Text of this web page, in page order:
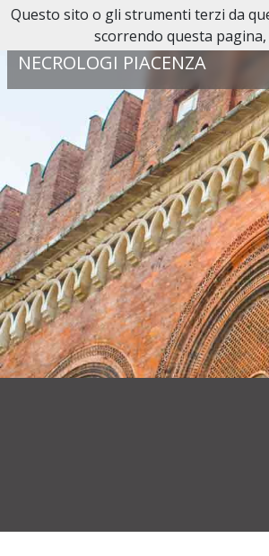
Reperibilità H24: 0523 38 44 55
NECROLOGI PIACENZA
Questo sito o gli strumenti terzi da
scorrendo questa